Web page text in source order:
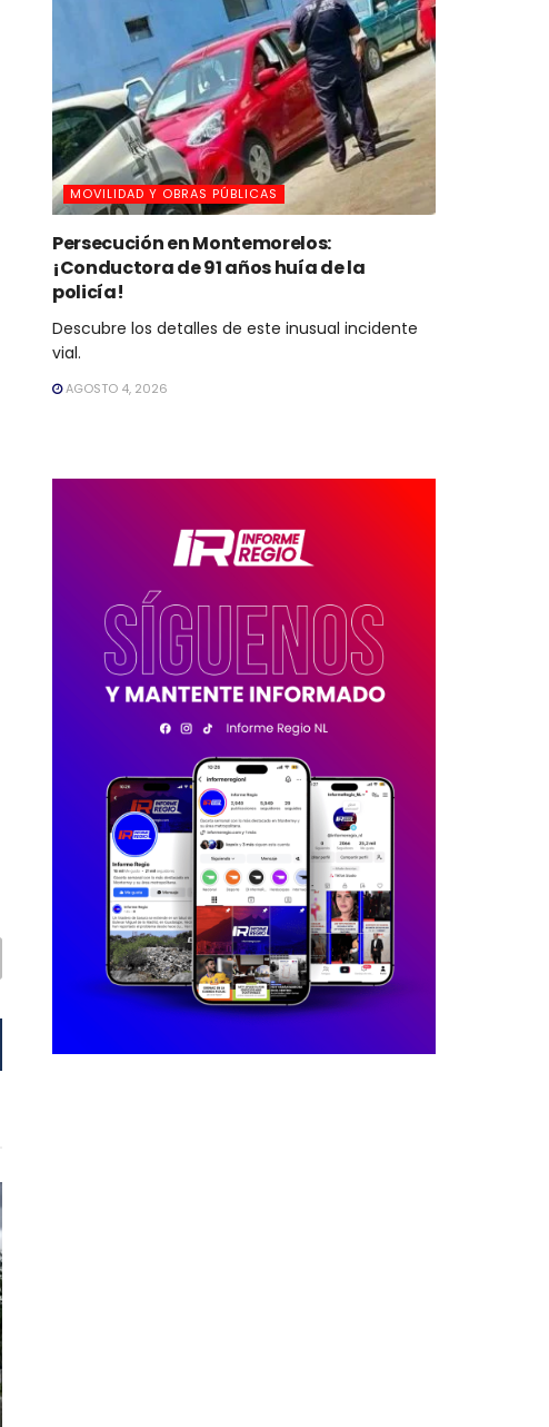
MOVILIDAD Y OBRAS PÚBLICAS
Persecución en Montemorelos:
¡Conductora de 91 años huía de la
policía!
Descubre los detalles de este inusual incidente
vial.
AGOSTO 4, 2026